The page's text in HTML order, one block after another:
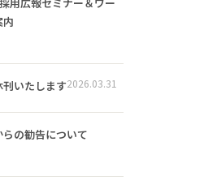
広報セミナー＆ワー
内
刊いたします2026.03.31
の勧告について